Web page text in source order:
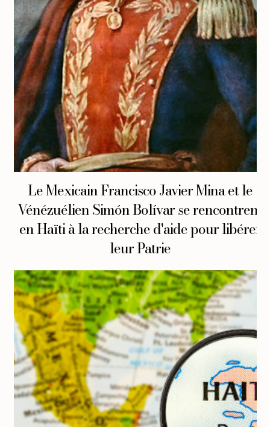
Le Mexicain Francisco Javier Mina et le
Vénézuélien Simón Bolívar se rencontrent
en Haïti à la recherche d'aide pour libérer
leur Patrie